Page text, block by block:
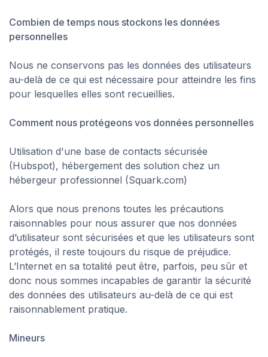
Combien de temps nous stockons les données
personnelles
Nous ne conservons pas les données des utilisateurs
au-delà de ce qui est nécessaire pour atteindre les fins
pour lesquelles elles sont recueillies.
Comment nous protégeons vos données personnelles
Utilisation d'une base de contacts sécurisée
(Hubspot), hébergement des solution chez un
hébergeur professionnel (Squark.com)
Alors que nous prenons toutes les précautions
raisonnables pour nous assurer que nos données
d’utilisateur sont sécurisées et que les utilisateurs sont
protégés, il reste toujours du risque de préjudice.
L’Internet en sa totalité peut être, parfois, peu sûr et
donc nous sommes incapables de garantir la sécurité
des données des utilisateurs au-delà de ce qui est
raisonnablement pratique.
Mineurs